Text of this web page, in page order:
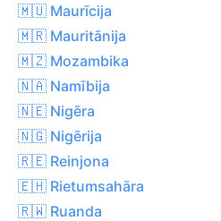
🇲🇺 Maurīcija
🇲🇷 Mauritānija
🇲🇿 Mozambika
🇳🇦 Namībija
🇳🇪 Nigēra
🇳🇬 Nigērija
🇷🇪 Reinjona
🇪🇭 Rietumsahāra
🇷🇼 Ruanda